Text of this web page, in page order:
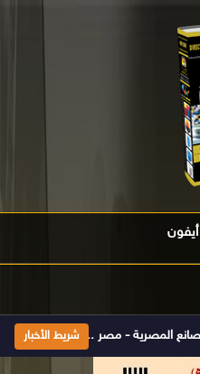
أيفون
شريط الأخبار
ويتم تحديث بياناته يومياَ إضغط هنا للإشتراك والحصول على جميع